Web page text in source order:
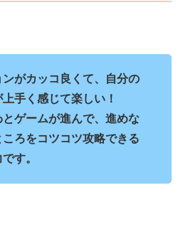
ンがカッコ良くて、自分の
手く感じて楽しい！
とゲームが進んで、進めな
ろをコツコツ攻略できる
す。